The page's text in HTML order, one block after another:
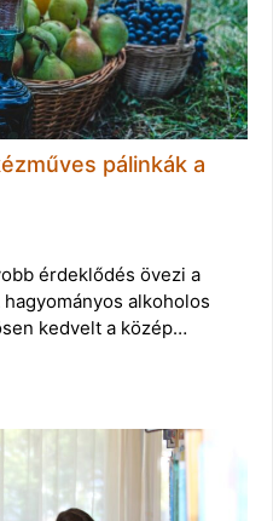
pálinkák a
érdeklődés övezi a
alkoholos
kedvelt a közép…